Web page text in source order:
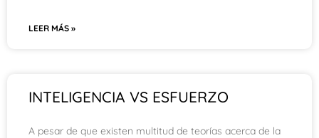
LEER MÁS »
INTELIGENCIA VS ESFUERZO
A pesar de que existen multitud de teorías acerca de la